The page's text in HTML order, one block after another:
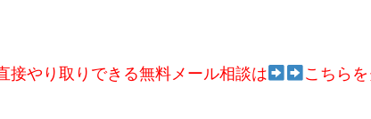
接やり取りできる無料メール相談は こちら